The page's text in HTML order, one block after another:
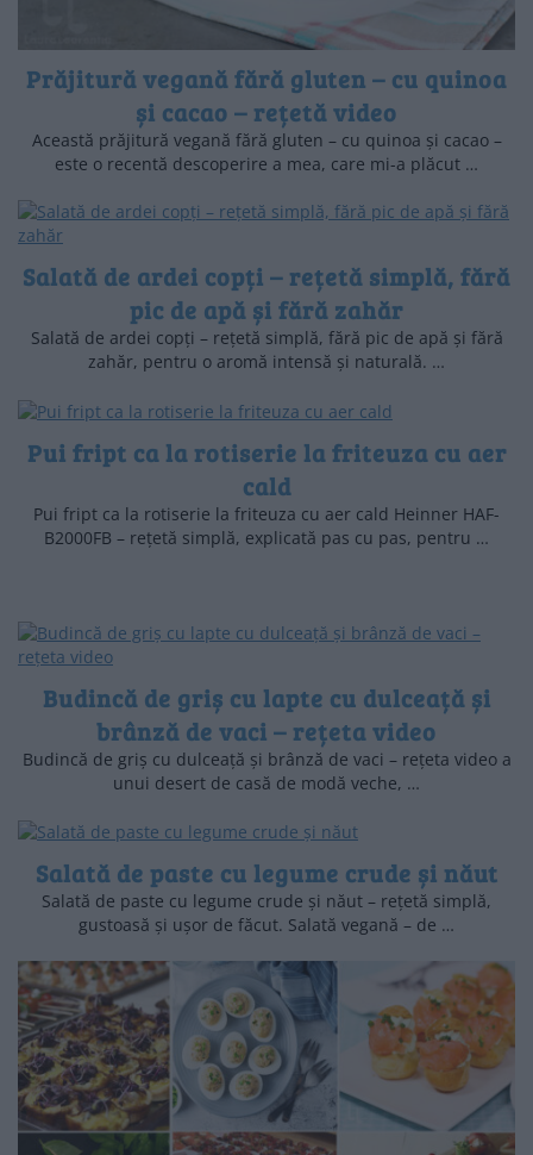
Prăjitură vegană fără gluten – cu quinoa
și cacao – rețetă video
Această prăjitură vegană fără gluten – cu quinoa și cacao –
este o recentă descoperire a mea, care mi-a plăcut …
Salată de ardei copți – rețetă simplă, fără
pic de apă și fără zahăr
Salată de ardei copți – rețetă simplă, fără pic de apă și fără
zahăr, pentru o aromă intensă și naturală. …
Pui fript ca la rotiserie la friteuza cu aer
cald
Pui fript ca la rotiserie la friteuza cu aer cald Heinner HAF-
B2000FB – rețetă simplă, explicată pas cu pas, pentru …
Budincă de griș cu lapte cu dulceață și
brânză de vaci – rețeta video
Budincă de griș cu dulceață și brânză de vaci – rețeta video a
unui desert de casă de modă veche, …
Salată de paste cu legume crude și năut
Salată de paste cu legume crude și năut – rețetă simplă,
gustoasă și ușor de făcut. Salată vegană – de …